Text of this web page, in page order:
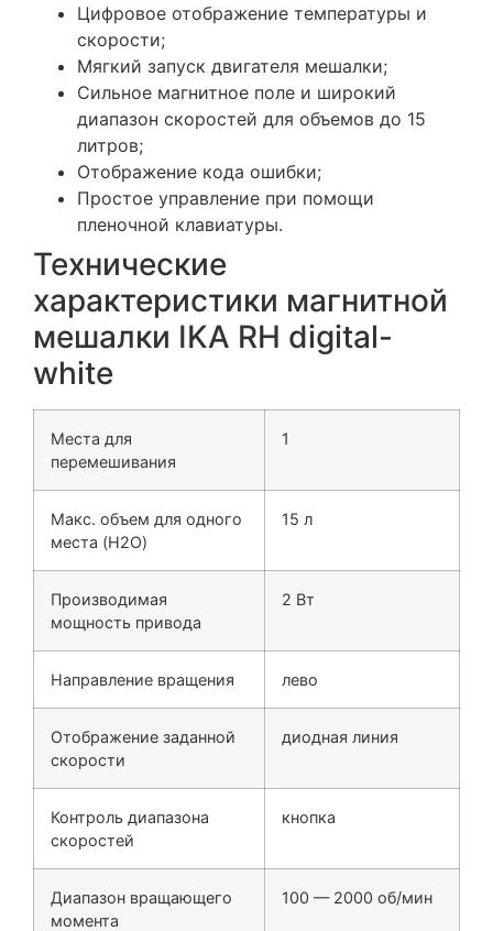
Цифровое отображение температуры и
скорости;
Мягкий запуск двигателя мешалки;
Сильное магнитное поле и широкий
диапазон скоростей для объемов до 15
литров;
Отображение кода ошибки;
Простое управление при помощи
пленочной клавиатуры.
Технические
характеристики магнитной
мешалки IKA RH digital-
white
Места для
перемешивания
1
Макс. объем для одного
места (H2O)
15 л
Производимая
мощность привода
2 Вт
Направление вращения лево
Отображение заданной
скорости
диодная линия
Контроль диапазона
скоростей
кнопка
Диапазон вращающего
момента
100 — 2000 об/мин